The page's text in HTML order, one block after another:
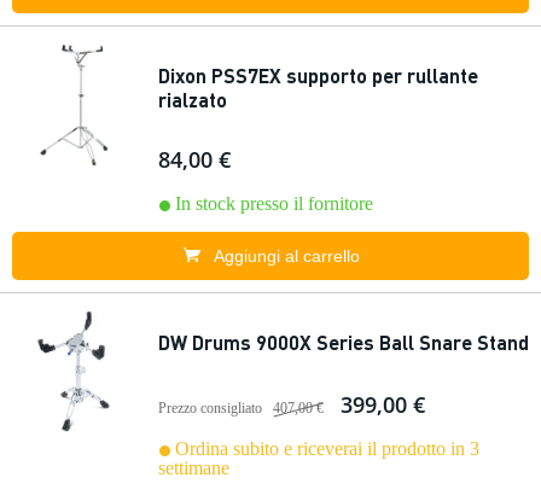
Dixon PSS7EX supporto per rullante
rialzato
84,00 €
In stock presso il fornitore
Aggiungi al carrello
DW Drums 9000X Series Ball Snare Stand
Prezzo consigliato 407,00 € 399,00 €
Ordina subito e riceverai il prodotto in 3
settimane